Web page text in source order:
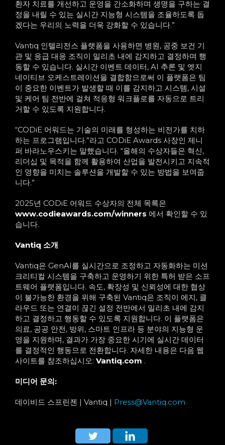
환자 치료를 개선하고 운영을 간소화하며 생명을 구하는 결
정을 내릴 수 있는 실시간 지능형 시스템을 조율하도록 돕
겠다는 우리의 노력을 더욱 강화할 수 있습니다.”
Vantiq 인텔리전스 플랫폼을 사용하면 병원, 공중 보건 기
관 및 응급 대응 조직이 밀리초 내에 감지하고 결정하며 행
동할 수 있습니다. 실시간 이벤트 데이터, AI 추론 및 엣지
네이티브 오케스트레이션을 결합함으로써 이 플랫폼은 팀
이 중요한 이벤트가 발생할 때 이를 감지하고 시스템, 시설
및 케어 팀 전반에 걸쳐 적응형 워크플로를 자동으로 트리
거할 수 있도록 지원합니다.
“CODiE 어워드는 기술의 미래를 형성하는 비전가를 치하
하는 프로그램입니다.”라고 CODiE Awards 사장인 제니
퍼 바라노우스키는 말했습니다. “올해의 수상자들은 혁신,
리더십 및 목적을 함께 활용하여 산업을 발전시키고 지속적
인 영향을 미치는 솔루션을 개발할 수 있는 방법을 보여줍
니다.”
2025년 CODiE 어워드 수상자의 전체 목록은
www.codieawards.com/winners 에서 확인할 수 있
습니다.
Vantiq 소개
Vantiq은 GenAI를 실시간으로 조정하고 자동화하는 미션
크리티컬 시스템을 구축하고 운영하기 위한 특허 받은 소프
트웨어 플랫폼입니다. 속도, 확장성 및 신뢰성에 대한 협상
이 불가능한 환경을 위해 구축된 Vantiq은 조직이 에지, 클
라우드 또는 연결이 끊긴 설정 전반에서 밀리초 내에 감지
하고 결정하고 행동할 수 있도록 지원합니다. 이 플랫폼은
의료, 공공 안전, 방위, 스마트 인프라 등 분야의 지능형 운
영을 지원하며, 결과가 가장 중요한 시기에 실시간 데이터
를 결정적인 행동으로 전환합니다. 자세한 내용은 다음 웹
사이트를 참조하십시오: Vantiq.com .
미디어 문의:
데이비드 스프린젠 | Vantiq | Press@Vantiq.com